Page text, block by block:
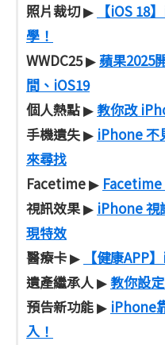
照片裁切▶
【iOS 18
學！
WWDC25▶蘋果2025
間、iOS19
個人熱點▶教你改
手機遺失▶ iPhone 不
來尋找
Facetime▶ Facetime
視訊效果▶ iPhone 視
現特效
醫療卡▶
【健康APP
遺產繼承人▶教你設
預告新功能▶ iPhone
入！